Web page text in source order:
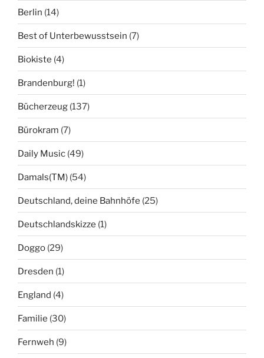
Berlin (14)
Best of Unterbewusstsein (7)
Biokiste (4)
Brandenburg! (1)
Bücherzeug (137)
Bürokram (7)
Daily Music (49)
Damals(TM) (54)
Deutschland, deine Bahnhöfe (25)
Deutschlandskizze (1)
Doggo (29)
Dresden (1)
England (4)
Familie (30)
Fernweh (9)